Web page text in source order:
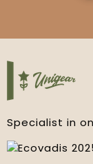
Specialist in